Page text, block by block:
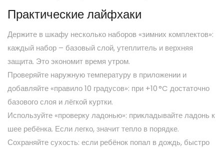
Практические лайфхаки
Держите в шкафу несколько наборов «зимних комплектов»:
каждый набор – базовый слой, утеплитель и верхняя
защита. Это экономит время утром.
Проверяйте наружную температуру в приложении и
добавляйте «правило 10 градусов»: при +10 °C достаточно
базового слоя и лёгкой куртки.
Используйте «проверку ладонью»: прикладывайте ладонь к
шее ребёнка. Если легко, значит тепло в порядке.
Сохраняйте сухость: если ребёнок попал в дождь, быстро